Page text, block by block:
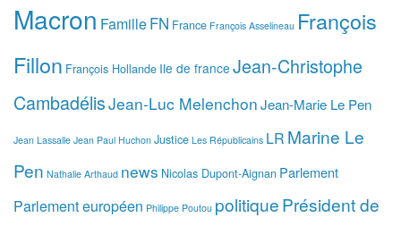
Macron FamilleFN France François Asselineau François
Fillon François Hollande Ile de france Jean-Christophe
CambadélisJean-Luc MelenchonJean-Marie Le Pen
Jean Lassalle Jean Paul Huchon Justice Les Républicains LR Marine Le
Pen Nathalie Arthaud news Nicolas Dupont-Aignan Parlement
Parlement européen Philippe Poutou politiquePrésident de